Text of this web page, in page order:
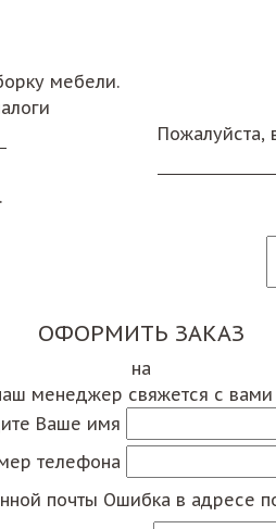
мебели.
Пожалуйста,
ОФОРМИТЬ ЗАКАЗ
на
менеджер свяжется с
Ваше имя
телефона
почты Ошибка в адресе